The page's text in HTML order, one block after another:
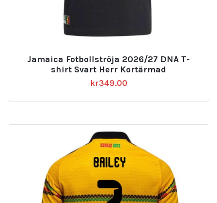
Jamaica Fotbollströja 2026/27 DNA T-
shirt Svart Herr Kortärmad
kr349.00